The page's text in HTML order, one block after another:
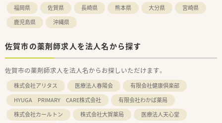
福岡県 佐賀県 長崎県 熊本県 大分県
宮崎県
鹿児島県
沖縄県
佐賀市の薬剤師求人を法人名から探す
佐賀市の薬剤師求人を法人名からお探しいただけます。
株式会社アリタス 医療法人春陽会
有限会社健康倶楽部
HYUGA PRIMARY CARE株式会社
有限会社わかば薬局
株式会社カールトン
株式会社大賀薬局
医療法人天心堂